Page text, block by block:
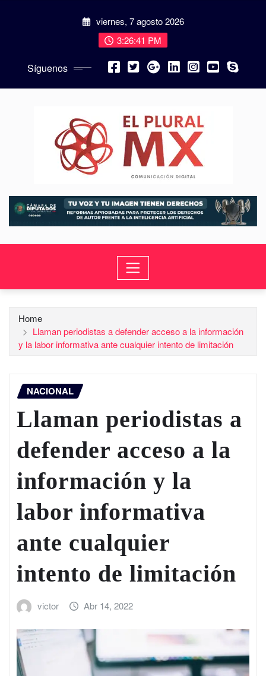
viernes, 7 agosto 2026
3:26:43 PM
Síguenos
Home
Llaman periodistas a defender acceso a la información
y la labor informativa ante cualquier intento de limitación
NACIONAL
Llaman periodistas a
defender acceso a la
información y la
labor informativa
ante cualquier
intento de limitación
victor Abr 14, 2022